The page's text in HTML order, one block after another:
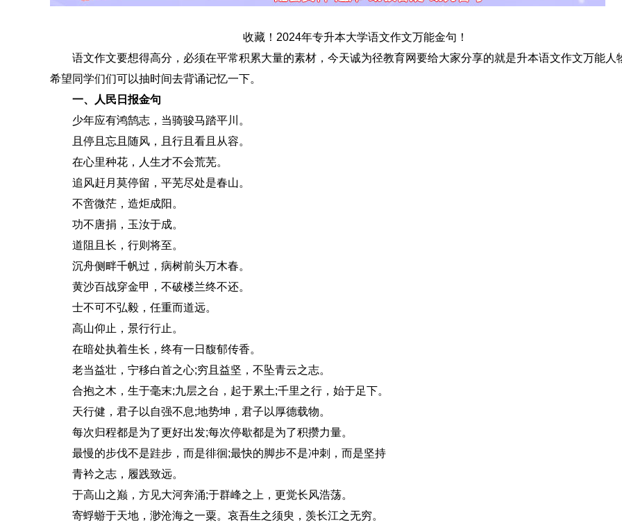
收藏！2024年专升本大学语文作文万能金句！
语文作文要想得高分，必须在平常积累大量的素材，今天诚为径教育网要给大家分享的就是升本语文作文万能人
希望同学们们可以抽时间去背诵记忆一下。
一、人民日报金句
少年应有鸿鹄志，当骑骏马踏平川。
且停且忘且随风，且行且看且从容。
在心里种花，人生才不会荒芜。
追风赶月莫停留，平芜尽处是春山。
不啻微茫，造炬成阳。
功不唐捐，玉汝于成。
道阻且长，行则将至。
沉舟侧畔千帆过，病树前头万木春。
黄沙百战穿金甲，不破楼兰终不还。
士不可不弘毅，任重而道远。
高山仰止，景行行止。
在暗处执着生长，终有一日馥郁传香。
老当益壮，宁移白首之心;穷且益坚，不坠青云之志。
合抱之木，生于毫末;九层之台，起于累土;千里之行，始于足下。
天行健，君子以自强不息;地势坤，君子以厚德载物。
每次归程都是为了更好出发;每次停歇都是为了积攒力量。
最慢的步伐不是跬步，而是徘徊;最快的脚步不是冲刺，而是坚持
青衿之志，履践致远。
于高山之巅，方见大河奔涌;于群峰之上，更觉长风浩荡。
寄蜉蝣于天地，渺沧海之一粟。哀吾生之须臾，羡长江之无穷。